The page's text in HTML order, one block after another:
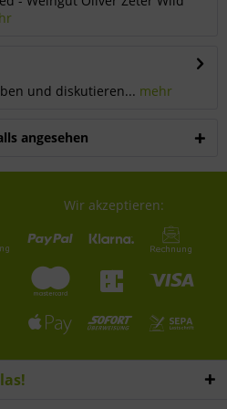
und diskutieren... mehr
angesehen
Wir akzeptieren: